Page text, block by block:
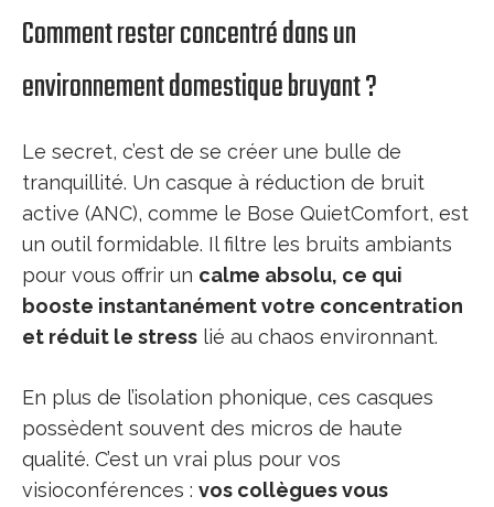
Comment rester concentré dans un
environnement domestique bruyant ?
Le secret, c’est de se créer une bulle de
tranquillité. Un casque à réduction de bruit
active (ANC), comme le Bose QuietComfort, est
un outil formidable. Il filtre les bruits ambiants
pour vous offrir un calme absolu, ce qui
booste instantanément votre concentration
et réduit le stress lié au chaos environnant.
En plus de l’isolation phonique, ces casques
possèdent souvent des micros de haute
qualité. C’est un vrai plus pour vos
visioconférences : vos collègues vous